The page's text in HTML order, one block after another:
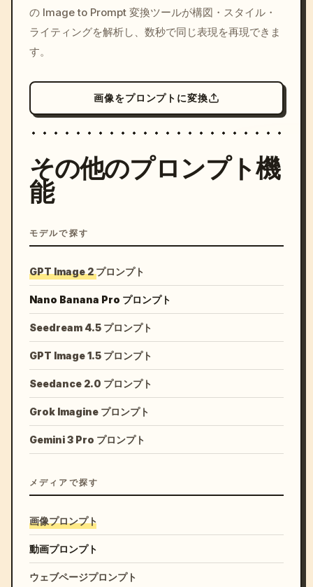
colors, 8k --v 6.0
の Image to Prompt 変換ツールが構図・スタイル・
ライティングを解析し、数秒で同じ表現を再現できま
す。
画像をプロンプトに変換
その他のプロンプト機
能
モデルで探す
GPT Image 2 プロンプト
Nano Banana Pro プロンプト
Seedream 4.5 プロンプト
GPT Image 1.5 プロンプト
Seedance 2.0 プロンプト
Grok Imagine プロンプト
Gemini 3 Pro プロンプト
メディアで探す
画像プロンプト
動画プロンプト
ウェブページプロンプト